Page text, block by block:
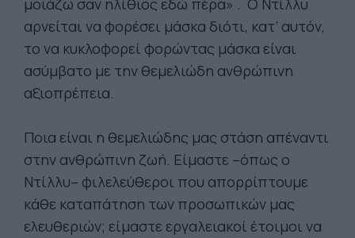
μοιάζω σαν ηλίθιος εδώ πέρα» . O Ντίλλυ
αρνείται να φορέσει μάσκα διότι, κατ’ αυτόν,
το να κυκλοφορεί φορώντας μάσκα είναι
ασύμβατο με την θεμελιώδη ανθρώπινη
αξιοπρέπεια.
Ποια είναι η θεμελιώδης μας στάση απέναντι
στην ανθρώπινη ζωή. Είμαστε –όπως ο
Ντίλλυ– φιλελεύθεροι που απορρίπτουμε
κάθε καταπάτηση των προσωπικών μας
ελευθεριών; είμαστε εργαλειακοί έτοιμοι να